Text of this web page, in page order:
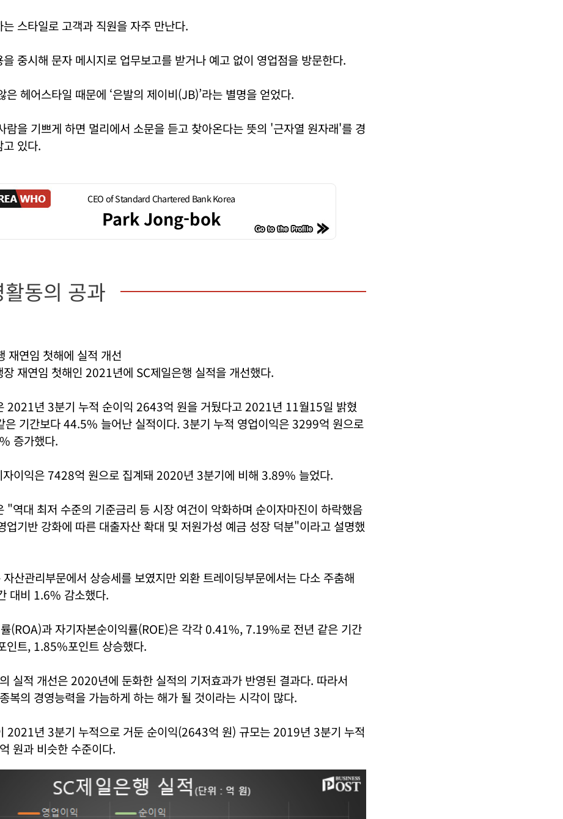
스타일로 고객과 직원을 자주 만난다.
중시해 문자 메시지로 업무보고를 받거나 예고 없이 영업점을 방문한다.
은 헤어스타일 때문에 ‘은발의 제이비(JB)’라는 별명을 얻었다.
람을 기쁘게 하면 멀리에서 소문을 듣고 찾아온다는 뜻의 '근자열 원자래'를 경
고 있다.
CEO of Standard Chartered Bank Korea
Park Jong-bok
동의 공과
재연임 첫해에 실적 개선
재연임 첫해인 2021년에 SC제일은행 실적을 개선했다.
2021년 3분기 누적 순이익 2643억 원을 거뒀다고 2021년 11월15일 밝혔
기간보다 44.5% 늘어난 실적이다. 3분기 누적 영업이익은 3299억 원으로
증가했다.
자이익은 7428억 원으로 집계돼 2020년 3분기에 비해 3.89% 늘었다.
"역대 최저 수준의 기준금리 등 시장 여건이 악화하며 순이자마진이 하락했음
업기반 강화에 따른 대출자산 확대 및 저원가성 예금 성장 덕분"이라고 설명했
자산관리부문에서 상승세를 보였지만 외환 트레이딩부문에서는 다소 주춤해
대비 1.6% 감소했다.
(ROA)과 자기자본순이익률(ROE)은 각각 0.41%, 7.19%로 전년 같은 기간
인트, 1.85%포인트 상승했다.
실적 개선은 2020년에 둔화한 실적의 기저효과가 반영된 결과다. 따라서
복의 경영능력을 가늠하게 하는 해가 될 것이라는 시각이 많다.
2021년 3분기 누적으로 거둔 순이익(2643억 원) 규모는 2019년 3분기 누적
원과 비슷한 수준이다.